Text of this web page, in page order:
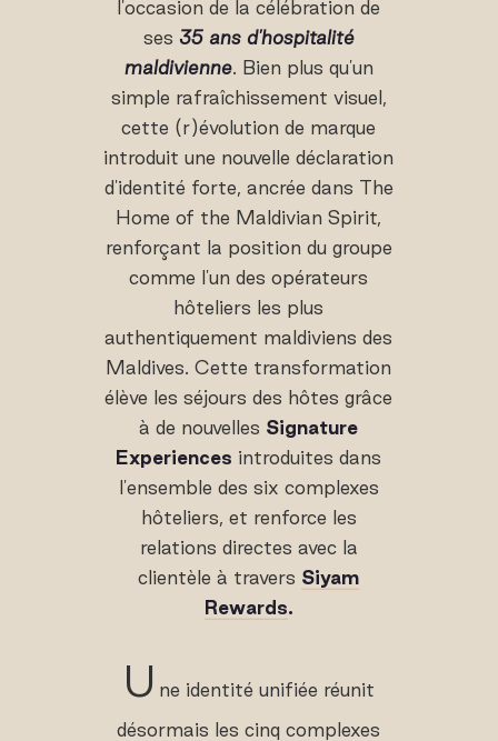
l'occasion de la célébration de
ses 35 ans d'hospitalité
maldivienne. Bien plus qu'un
simple rafraîchissement visuel,
cette (r)évolution de marque
introduit une nouvelle déclaration
d'identité forte, ancrée dans The
Home of the Maldivian Spirit,
renforçant la position du groupe
comme l'un des opérateurs
hôteliers les plus
authentiquement maldiviens des
Maldives. Cette transformation
élève les séjours des hôtes grâce
à de nouvelles Signature
Experiences introduites dans
l'ensemble des six complexes
hôteliers, et renforce les
relations directes avec la
clientèle à travers Siyam
Rewards.
U ne identité unifiée réunit
désormais les cinq complexes